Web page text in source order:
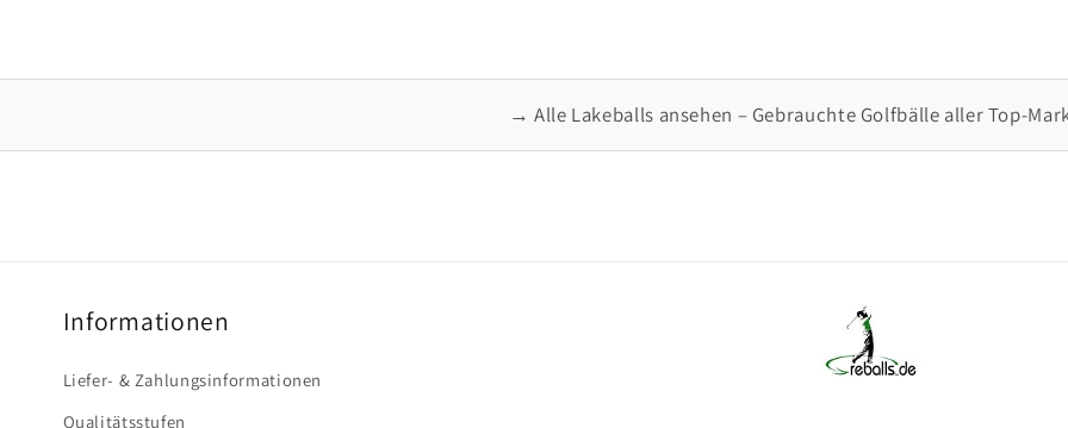
→ Alle Lakeballs ansehen – Gebrauchte Golfbälle aller Top-
Informationen
Liefer- & Zahlungsinformationen
Qualitätsstufen